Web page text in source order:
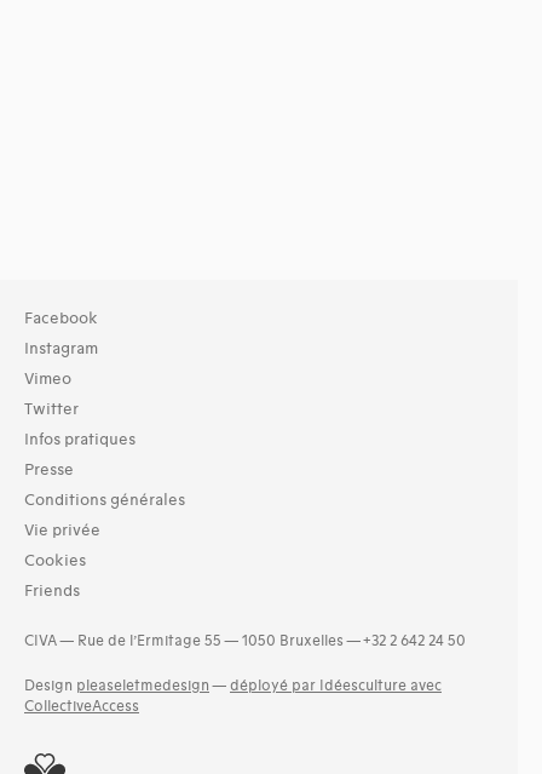
Facebook
Instagram
Vimeo
Twitter
Infos pratiques
Presse
Conditions générales
Vie privée
Cookies
Friends
CIVA — Rue de l’Ermitage 55 — 1050 Bruxelles — +32 2 642 24 50
Design pleaseletmedesign — déployé par Idéesculture avec
CollectiveAccess